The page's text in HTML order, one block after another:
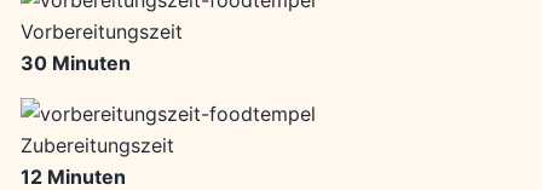
Vorbereitungszeit
30 Minuten
Zubereitungszeit
12 Minuten